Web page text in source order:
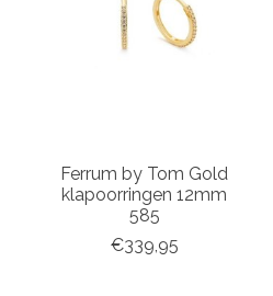
Ferrum by Tom Gold
klapoorringen 12mm
585
€339,95